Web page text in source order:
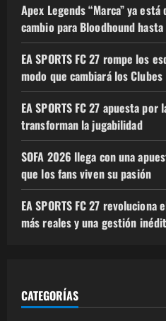
Apex Legends “Marca” ya
cambio para Bloodhound hasta
EA SPORTS FC 27 rompe los
modo que cambiará los Clubes
EA SPORTS FC 27 apuesta
transforman la jugabilidad
SOFA 2026 llega con una
que los fans viven su pasión
EA SPORTS FC 27
más reales y una gestión
CATEGORÍAS